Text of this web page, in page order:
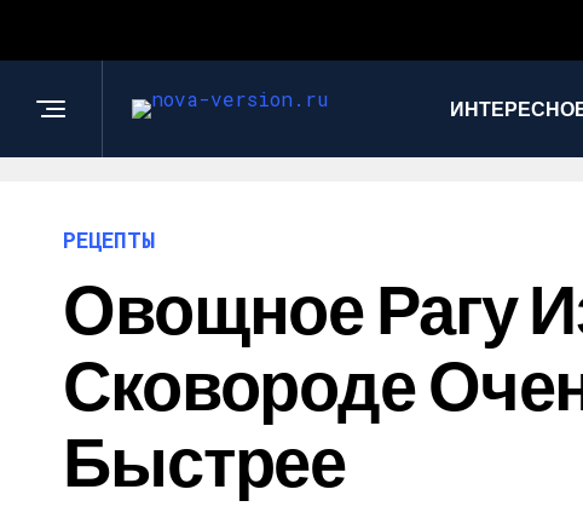
РЕЦЕПТЫ
Овощное Рагу
Сковороде
Быстрее